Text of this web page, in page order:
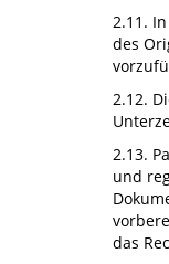
2.11.
des
2.12.
2.13.
und
das